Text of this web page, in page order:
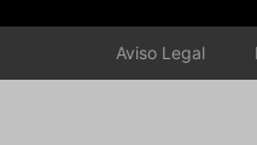
Aviso Legal